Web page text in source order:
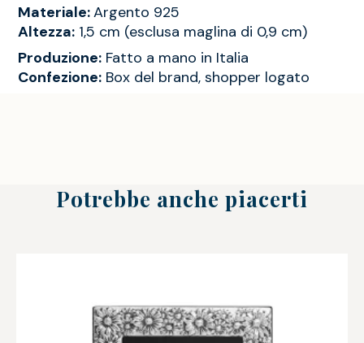
Materiale:Argento 925
Altezza: 1,5 cm (esclusa maglina di 0,9 cm)
Produzione: Fatto a mano in Italia
Confezione: Box del brand, shopper logato
Potrebbe anche piacerti